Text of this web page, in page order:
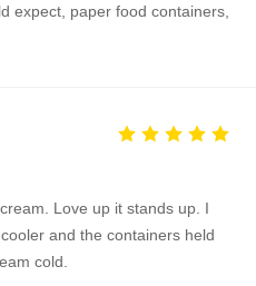
expect, paper food containers,
Love up it stands up. I
and the containers held
cold.